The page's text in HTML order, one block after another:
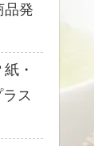
品発
・
ス